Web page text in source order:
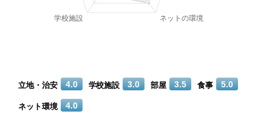
立地・治安 4.0 学校施設 3.0 部屋 3.5 食事 5.0
ネット環境 4.0